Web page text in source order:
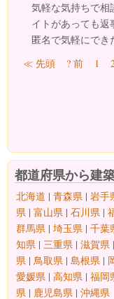
気軽な気持ちで相
イトがあっても返
匿名で気軽にでき
ページ
≪ 先頭 ? 前 1
都道府県から建
北海道 | 青森県 | 岩手
県 | 富山県 | 石川県 |
群馬県 | 埼玉県 | 千葉
知県 | 三重県 | 滋賀県 |
県 | 鳥取県 | 島根県 |
愛媛県 | 高知県 | 福岡
県 | 鹿児島県 | 沖縄県